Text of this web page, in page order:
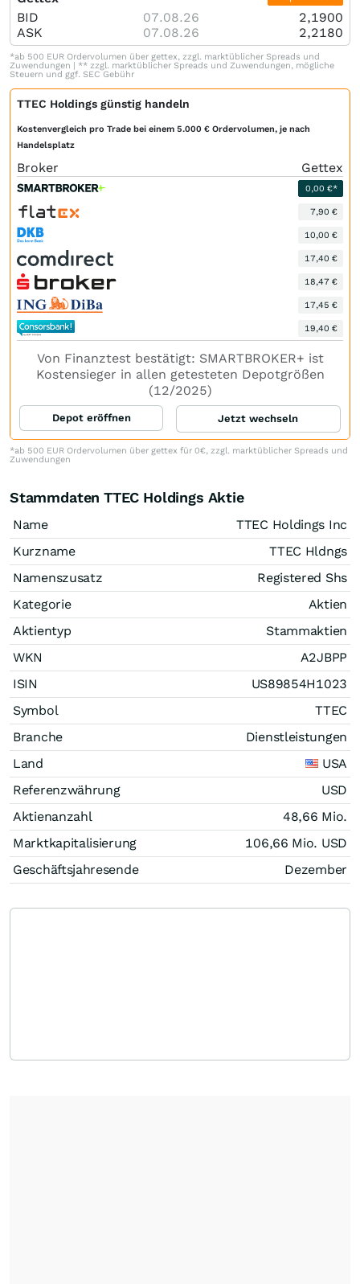
BID 07.08.26
2,1900
ASK
07.08.26 2,2180
*ab 500 EUR Ordervolumen über gettex, zzgl. marktüblicher Spreads und
Zuwendungen | ** zzgl. marktüblicher Spreads und Zuwendungen, mögliche
Steuern und ggf. SEC Gebühr
TTEC Holdings günstig handeln
Kostenvergleich pro Trade bei einem 5.000 € Ordervolumen, je nach
Handelsplatz
Broker Gettex
0,00 €*
7,90 €
10,00 €
17,40 €
18,47 €
17,45 €
19,40 €
Von Finanztest bestätigt: SMARTBROKER+ ist
Kostensieger in allen getesteten Depotgrößen
(12/2025)
Depot eröffnen Jetzt wechseln
*ab 500 EUR Ordervolumen über gettex für 0€, zzgl. marktüblicher Spreads und
Zuwendungen
Stammdaten TTEC Holdings Aktie
Name
TTEC Holdings Inc
Kurzname
TTEC Hldngs
Namenszusatz
Registered Shs
Kategorie
Aktien
Aktientyp
Stammaktien
WKN
A2JBPP
ISIN
US89854H1023
Symbol
TTEC
Branche
Dienstleistungen
Land
USA
Referenzwährung
USD
Aktienanzahl
48,66 Mio.
Marktkapitalisierung
106,66 Mio. USD
Geschäftsjahresende
Dezember